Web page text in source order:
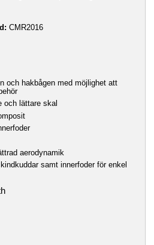
CMR2016
och hakbågen med möjlighet att
och lättare skal
aerodynamik
samt innerfoder för enkel